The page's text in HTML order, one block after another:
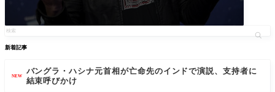
新着記事
NEW
バングラ・ハシナ元首相が亡命先のインドで演説、支持者に
結束呼びかけ